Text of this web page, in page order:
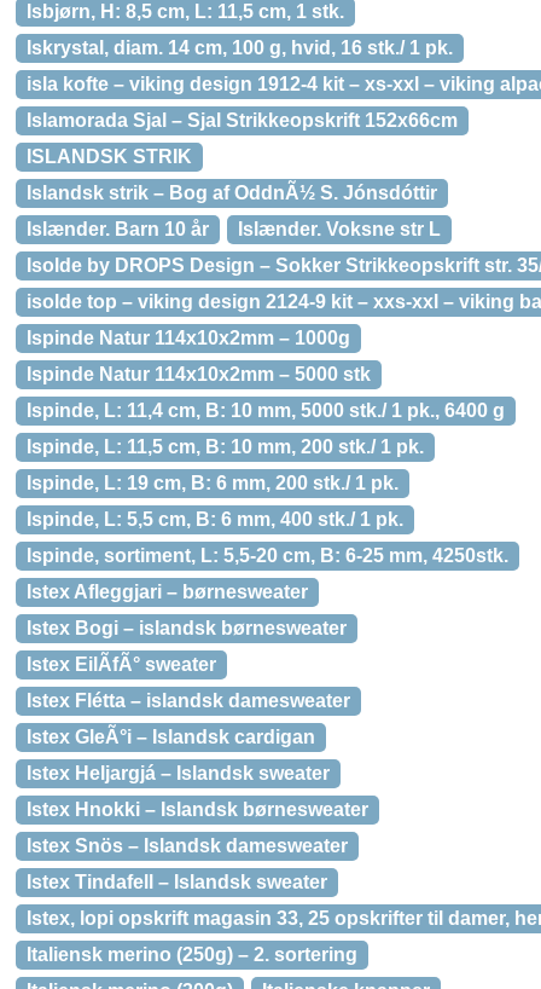
Isbjørn, H: 8,5 cm, L: 11,5 cm, 1 stk.
Iskrystal, diam. 14 cm, 100 g, hvid, 16 stk./ 1 pk.
isla kofte – viking design 1912-4 kit – xs-xxl – viking
Islamorada Sjal – Sjal Strikkeopskrift 152x66cm
ISLANDSK STRIK
Islandsk strik – Bog af OddnÃ½ S. Jónsdóttir
Islænder. Barn 10 år
Islænder. Voksne str L
Isolde by DROPS Design – Sokker Strikkeopskrift str.
isolde top – viking design 2124-9 kit – xxs-xxl – viking
Ispinde Natur 114x10x2mm – 1000g
Ispinde Natur 114x10x2mm – 5000 stk
Ispinde, L: 11,4 cm, B: 10 mm, 5000 stk./ 1 pk., 6400 g
Ispinde, L: 11,5 cm, B: 10 mm, 200 stk./ 1 pk.
Ispinde, L: 19 cm, B: 6 mm, 200 stk./ 1 pk.
Ispinde, L: 5,5 cm, B: 6 mm, 400 stk./ 1 pk.
Ispinde, sortiment, L: 5,5-20 cm, B: 6-25 mm, 4250stk.
Istex Afleggjari – børnesweater
Istex Bogi – islandsk børnesweater
Istex EilÃ­fÃ° sweater
Istex Flétta – islandsk damesweater
Istex GleÃ°i – Islandsk cardigan
Istex Heljargjá – Islandsk sweater
Istex Hnokki – Islandsk børnesweater
Istex Snös – Islandsk damesweater
Istex Tindafell – Islandsk sweater
Istex, lopi opskrift magasin 33, 25 opskrifter til damer,
Italiensk merino (250g) – 2. sortering